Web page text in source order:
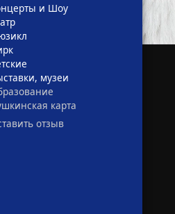
и Шоу
музеи
карта
отзыв